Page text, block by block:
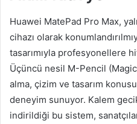
Huawei MatePad Pro Max,
cihazı olarak
tasarımıyla profesyonellere
Üçüncü nesil M-Pencil
alma, çizim ve tasarım
deneyim sunuyor. Kalem
indirildiği bu sistem,